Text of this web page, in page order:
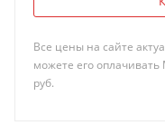
Все цены на сайте
можете его
руб.